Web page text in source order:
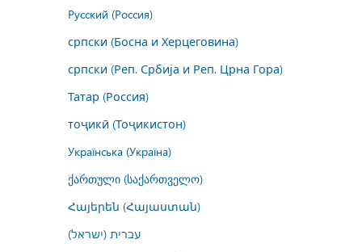
Русский (Россия)
српски (Босна и Херцеговина)
српски (Реп. Србија и Реп. Црна Гора)
Татар (Россия)
тоҷикӣ (Тоҷикистон)
Українська (Україна)
ქართული (საქართველო)
Հայերեն (Հայաստան)
עברית (ישראל)